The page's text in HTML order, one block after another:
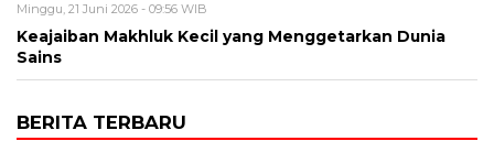
Minggu, 21 Juni 2026 - 09:56 WIB
Keajaiban Makhluk Kecil yang Menggetarkan Dunia
Sains
BERITA TERBARU